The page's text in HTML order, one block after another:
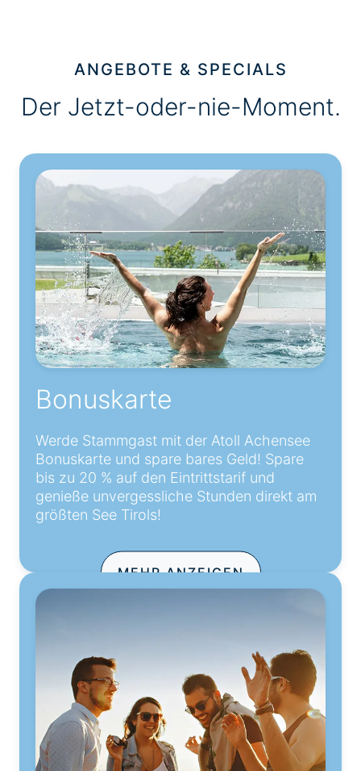
Der Jetzt-oder-nie-Moment.
ANGEBOTE & SPECIALS
Bonuskarte
Werde Stammgast mit der Atoll Achensee
Bonuskarte und spare bares Geld! Spare
bis zu 20 % auf den Eintrittstarif und
genieße unvergessliche Stunden direkt am
größten See Tirols!
MEHR ANZEIGEN